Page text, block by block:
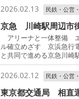
2026.02.13 民鉄・公営
京急 川崎駅周辺市
アリーナと一体整備
ル確立めざす 京浜急行
と共同で進める京急川崎
2026.02.12 民鉄・公営
東京都交通局 相直